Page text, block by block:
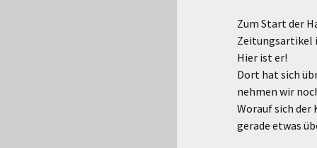
Zum Start der
Zeitungsartikel
Hier ist er!
Dort hat sich
nehmen wir
Worauf sich der
gerade etwas